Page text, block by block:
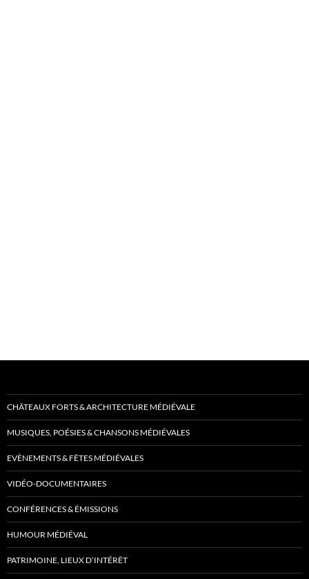
CHÂTEAUX FORTS & ARCHITECTURE MÉDIÉVALE
MUSIQUES, POÉSIES & CHANSONS MÉDIÉVALES
EVÈNEMENTS & FÊTES MÉDIÉVALES
VIDÉO-DOCUMENTAIRES
CONFÉRENCES & ÉMISSIONS
HUMOUR MÉDIÉVAL
PATRIMOINE, LIEUX D’INTÉRÊT